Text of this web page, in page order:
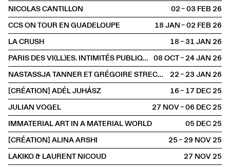
NICOLAS CANTILLON
02 – 03 FEB2026
CCS ON TOUR EN GUADELOUPE
18 JAN – 02 FEB2026
LA CRUSH
18 – 31 JAN2026
PARIS DES VI(LL)ES. INTIMITÉS PUBLIQUES 08 OCT – 24 JAN2026
NASTASSJA TANNER ET GRÉGOIRE STRECKER
22 – 23 JAN2026
[CRÉATION] ADÉL JUHÁSZ
16 – 17 DEC2025
JULIAN VOGEL
27 NOV – 06 DEC2025
IMMATERIAL ART IN A MATERIAL WORLD
05 DEC2025
[CRÉATION] ALINA ARSHI
25 – 29 NOV2025
LAKIKO & LAURENT NICOUD
27 NOV2025